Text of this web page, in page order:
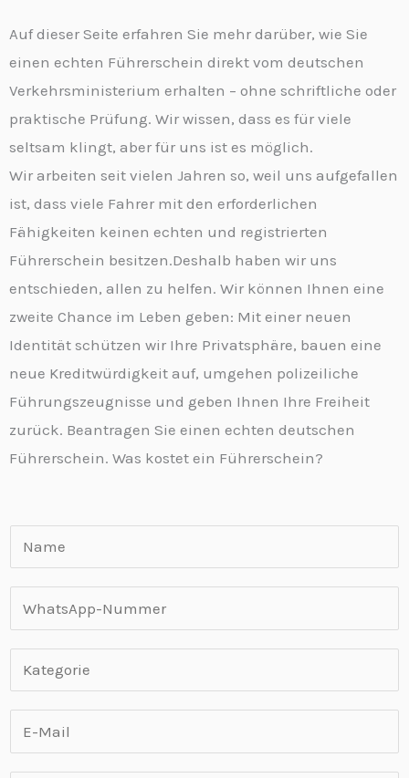
Auf dieser Seite erfahren Sie mehr darüber, wie Sie
einen echten Führerschein direkt vom deutschen
Verkehrsministerium erhalten – ohne schriftliche oder
praktische Prüfung. Wir wissen, dass es für viele
seltsam klingt, aber für uns ist es möglich.
Wir arbeiten seit vielen Jahren so, weil uns aufgefallen
ist, dass viele Fahrer mit den erforderlichen
Fähigkeiten keinen echten und registrierten
Führerschein besitzen.Deshalb haben wir uns
entschieden, allen zu helfen. Wir können Ihnen eine
zweite Chance im Leben geben: Mit einer neuen
Identität schützen wir Ihre Privatsphäre, bauen eine
neue Kreditwürdigkeit auf, umgehen polizeiliche
Führungszeugnisse und geben Ihnen Ihre Freiheit
zurück. Beantragen Sie einen echten deutschen
Führerschein. Was kostet ein Führerschein?
a
*
h
s
p
a
g
-